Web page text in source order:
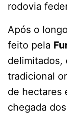
rodovia
Após o
feito pela
delimitados,
tradicional
de hectares
chegada